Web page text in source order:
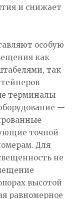
и снижает
особую
как
так
терминалы
—
точной
Для
не
высотой
равномерное